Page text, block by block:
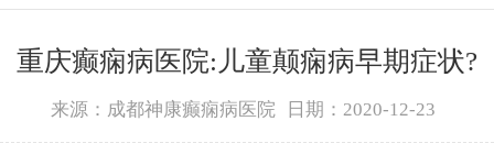
重庆癫痫病医院:儿童颠痫病早期症状?
来源：成都神康癫痫病医院 日期：2020-12-23